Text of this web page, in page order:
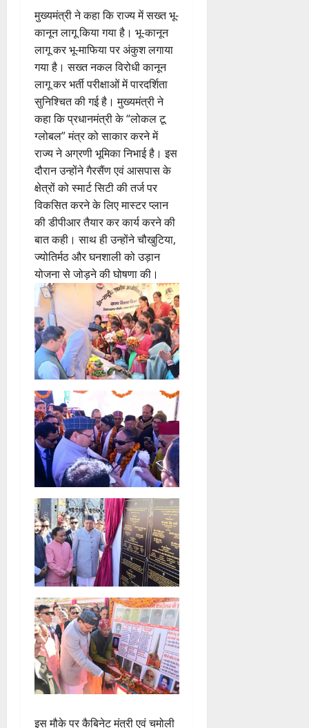
मुख्यमंत्री ने कहा कि राज्य में सख्त भू-
कानून लागू किया गया है। भू-कानून
लागू कर भू-माफिया पर अंकुश लगाया
गया है। सख्त नकल विरोधी कानून
लागू कर भर्ती परीक्षाओं में पारदर्शिता
सुनिश्चित की गई है। मुख्यमंत्री ने
कहा कि प्रधानमंत्री के “लोकल टू
ग्लोबल” मंत्र को साकार करने में
राज्य ने अग्रणी भूमिका निभाई है। इस
दौरान उन्होंने गैरसैंण एवं आसपास के
क्षेत्रों को स्मार्ट सिटी की तर्ज पर
विकसित करने के लिए मास्टर प्लान
की डीपीआर तैयार कर कार्य करने की
बात कही। साथ ही उन्होंने चौखुटिया,
ज्योतिर्मठ और घनशाली को उड़ान
योजना से जोड़ने की घोषणा की।
इस मौके पर कैबिनेट मंत्री एवं चमोली